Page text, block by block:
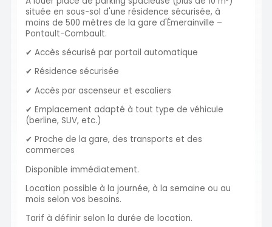
située en sous-sol d'une résidence sécurisée, à
moins de 500 mètres de la gare d'Émerainville –
Pontault-Combault.
✔ Accès sécurisé par portail automatique
✔ Résidence sécurisée
✔ Accès par ascenseur et escaliers
✔ Emplacement adapté à tout type de véhicule
(berline, SUV, etc.)
✔ Proche de la gare, des transports et des
commerces
Disponible immédiatement.
Location possible à la journée, à la semaine ou au
mois selon vos besoins.
Tarif à définir selon la durée de location.